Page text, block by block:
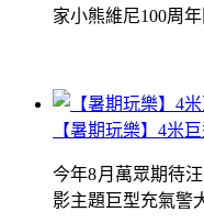
【暑期玩樂】4米
今年8月萬眾期待
影主題巨型充氣警
家小熊維尼100周